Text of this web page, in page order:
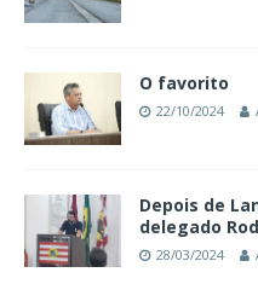
O favorito
22/10/2024
Depois de
delegado
28/03/2024